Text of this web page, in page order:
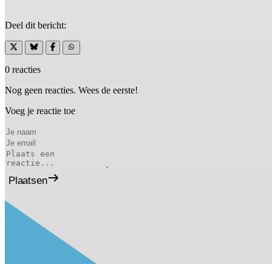
Deel dit bericht:
0 reacties
Nog geen reacties. Wees de eerste!
Voeg je reactie toe
Plaatsen